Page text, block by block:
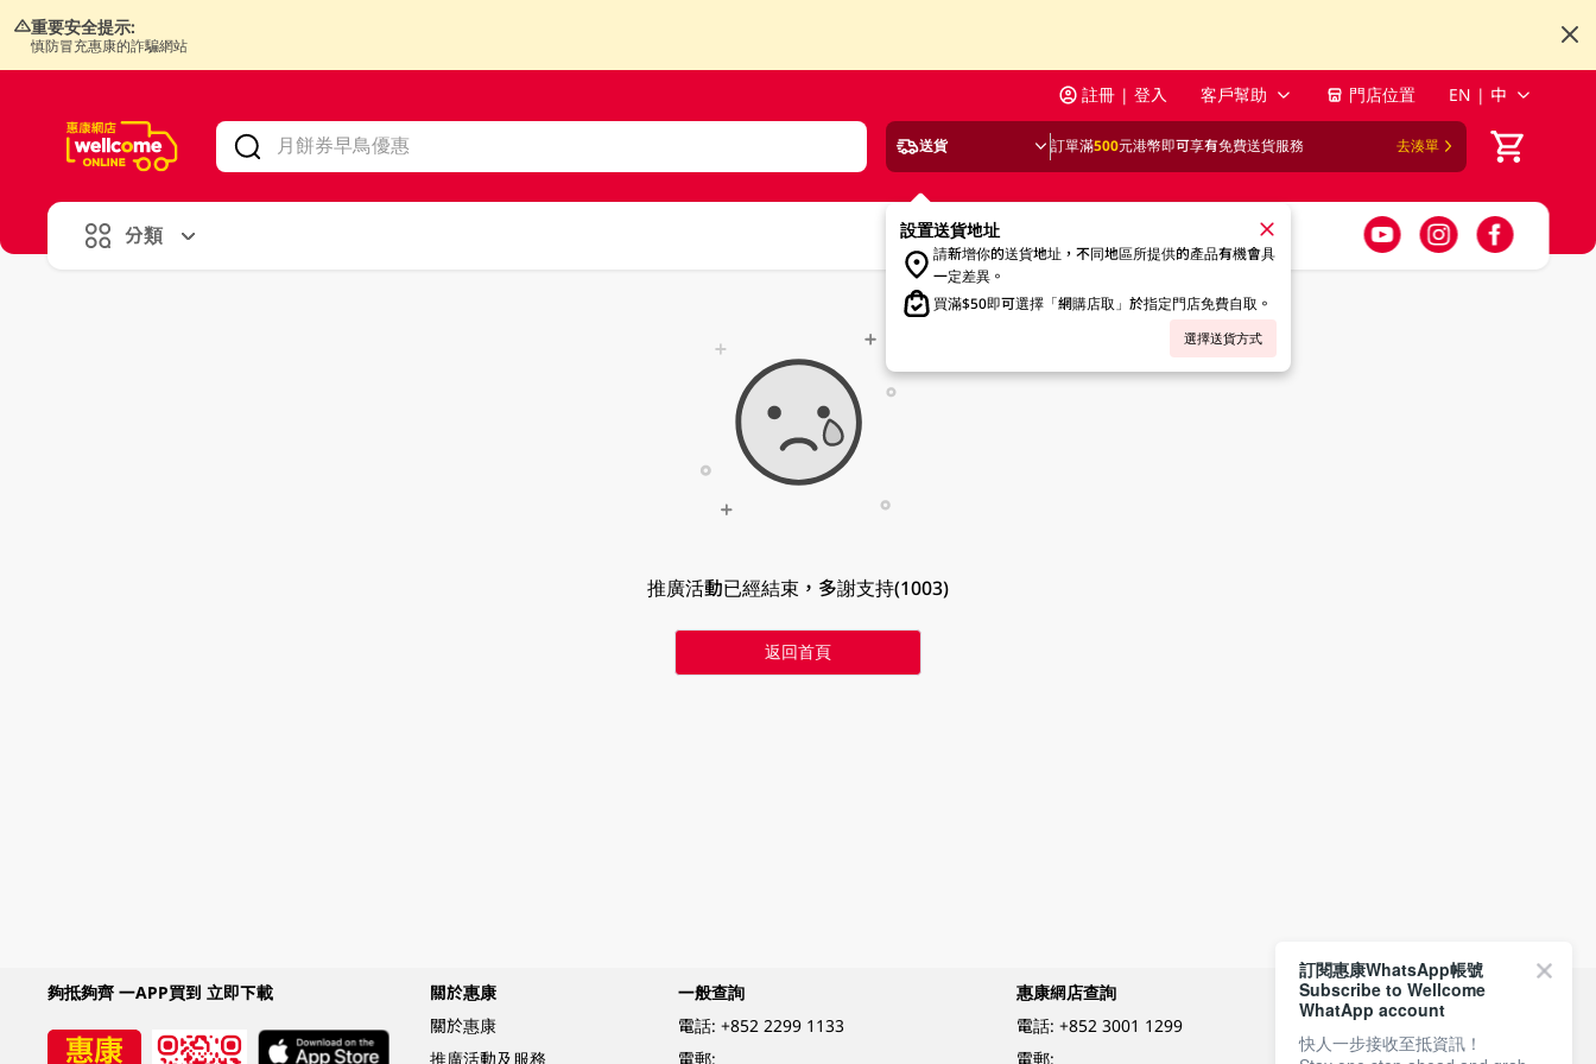
重要安全提示:
慎防冒充惠康的詐騙網站
註冊 | 登入 客戶幫助 門店位置 EN | 中
送貨 訂單滿500元港幣即可享有免費送貨服務 去湊單
設置送貨地址
請新增你的送貨地址，不同地區所提供的產品有機會具
一定差異。
買滿$50即可選擇「網購店取」於指定門店免費自取。
選擇送貨方式
分類
推廣活動已經結束，多謝支持(1003)
返回首頁
夠抵夠齊 一APP買到 立即下載
關於惠康
關於惠康
推廣活動及服務
一般查詢
電話: +852 2299 1133
電郵:
惠康網店查詢
電話: +852 3001 1299
電郵:
付款方式
訂閱惠康WhatsApp帳號
Subscribe to Wellcome
WhatApp account
快人一步接收至抵資訊！